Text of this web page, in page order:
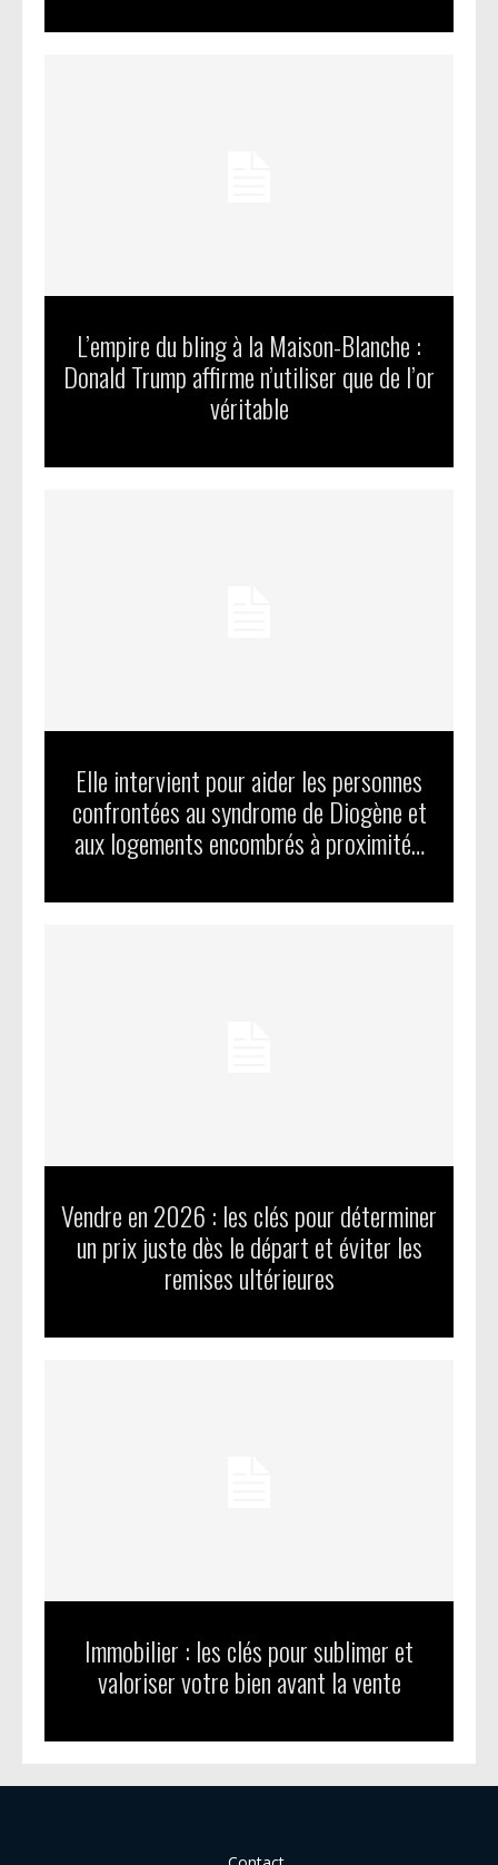
L’empire du bling à la Maison-Blanche :
Donald Trump affirme n’utiliser que de l’or
véritable
Elle intervient pour aider les personnes
confrontées au syndrome de Diogène et
aux logements encombrés à proximité…
Vendre en 2026 : les clés pour déterminer
un prix juste dès le départ et éviter les
remises ultérieures
Immobilier : les clés pour sublimer et
valoriser votre bien avant la vente